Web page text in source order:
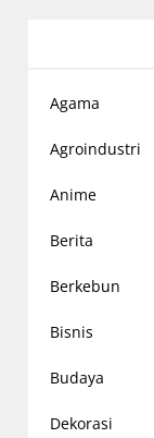
Agama
Agroindustri
Anime
Berita
Berkebun
Bisnis
Budaya
Dekorasi